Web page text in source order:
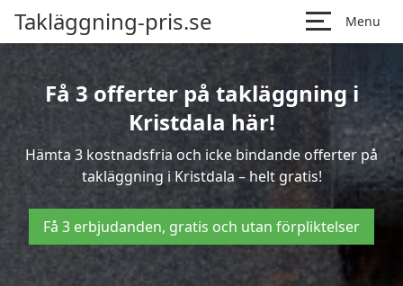
Takläggning-pris.se Menu
Få 3 offerter på takläggning i
Kristdala här!
Hämta 3 kostnadsfria och icke bindande offerter på
takläggning i Kristdala – helt gratis!
Få 3 erbjudanden, gratis och utan förpliktelser